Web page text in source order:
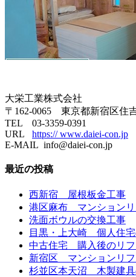
大栄工業株式会社
〒162-0065 東京都新宿区住
TEL 03-3359-0391
URL https:// www.daiei-con.jp
E-MAIL info@daiei-con.jp
最近の投稿
西新宿 屋根板金工事
港区麻布 マンションリ
洗面ボウルの交換工事
目黒・上大崎 個人住
中古住宅 購入後のリフ
新宿区 マンションリフ
杉並区本天沼 木製建